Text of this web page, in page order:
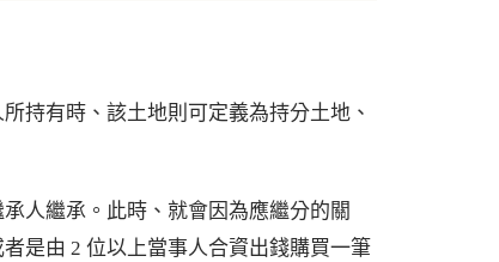
持有時、該土地則可定義為持分土地、
人繼承。此時、就會因為應繼分的關
是由 2 位以上當事人合資出錢購買一筆